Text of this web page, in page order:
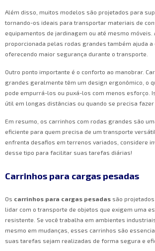
Além disso, muitos modelos são projetados para
tornando-os ideais para transportar materiais de
equipamentos de jardinagem ou até mesmo móveis.
proporcionada pelas rodas grandes também ajuda a
oferecendo maior segurança durante o transporte.
Outro ponto importante é o conforto ao manobrar.
grandes geralmente têm um design ergonômico, o
pode empurrá-los ou puxá-los com menos esforço.
útil em longas distâncias ou quando se precisa fazer
Em resumo, os carrinhos com rodas grandes são
eficiente para quem precisa de um transporte
enfrenta desafios em terrenos variados, considere
desse tipo para facilitar suas tarefas diárias!
Carrinhos para cargas pesadas
Os carrinhos para cargas pesadas são
lidar com o transporte de objetos que exigem uma
resistente. Se você trabalha em ambientes
mesmo em mudanças, esses carrinhos são
suas tarefas sejam realizadas de forma segura e